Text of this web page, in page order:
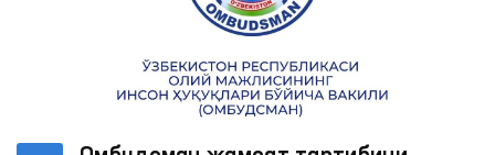
ортиқ шахслар ҳибсга олингани ва ушбу
ҳибсда сақланаётгани номаълум эканлиги
қайд этилган.